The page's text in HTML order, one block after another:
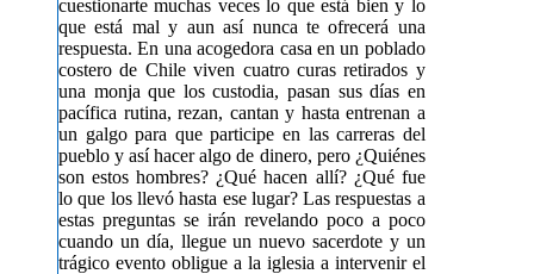
cuestionarte muchas veces lo que está bien y lo
que está mal y aun así nunca te ofrecerá una
respuesta. En una acogedora casa en un poblado
costero de Chile viven cuatro curas retirados y
una monja que los custodia, pasan sus días en
pacífica rutina, rezan, cantan y hasta entrenan a
un galgo para que participe en las carreras del
pueblo y así hacer algo de dinero, pero ¿Quiénes
son estos hombres? ¿Qué hacen allí? ¿Qué fue
lo que los llevó hasta ese lugar? Las respuestas a
estas preguntas se irán revelando poco a poco
cuando un día, llegue un nuevo sacerdote y un
trágico evento obligue a la iglesia a intervenir el